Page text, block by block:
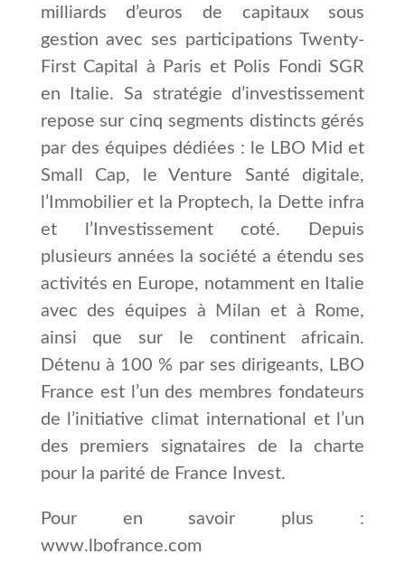
milliards d’euros de capitaux sous
gestion avec ses participations Twenty-
First Capital à Paris et Polis Fondi SGR
en Italie. Sa stratégie d’investissement
repose sur cinq segments distincts gérés
par des équipes dédiées : le LBO Mid et
Small Cap, le Venture Santé digitale,
l’Immobilier et la Proptech, la Dette infra
et l’Investissement coté. Depuis
plusieurs années la société a étendu ses
activités en Europe, notamment en Italie
avec des équipes à Milan et à Rome,
ainsi que sur le continent africain.
Détenu à 100 % par ses dirigeants, LBO
France est l’un des membres fondateurs
de l’initiative climat international et l’un
des premiers signataires de la charte
pour la parité de France Invest.
Pour en savoir plus :
www.lbofrance.com